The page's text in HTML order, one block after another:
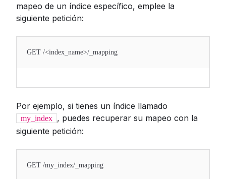
mapeo de un índice específico, emplee la
siguiente petición:
GET /<index_name>/_mapping
Por ejemplo, si tienes un índice llamado
my_index , puedes recuperar su mapeo con la
siguiente petición:
GET /my_index/_mapping